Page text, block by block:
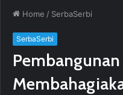
Home / SerbaSerbi
SerbaSerbi